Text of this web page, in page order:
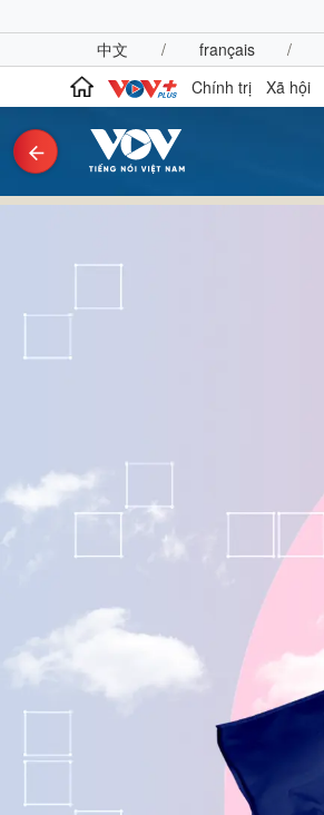
中文
/ français /
Chính trị
Xã hội
Đảng
Quốc hội
Tin nóng
Dinh dưỡng - món ngon
Cây thuốc
Sản phụ khoa
Nam khoa
Làm đẹp - giảm cân
Phòng mạch online
Ăn sạch sống khỏe
Cải chính